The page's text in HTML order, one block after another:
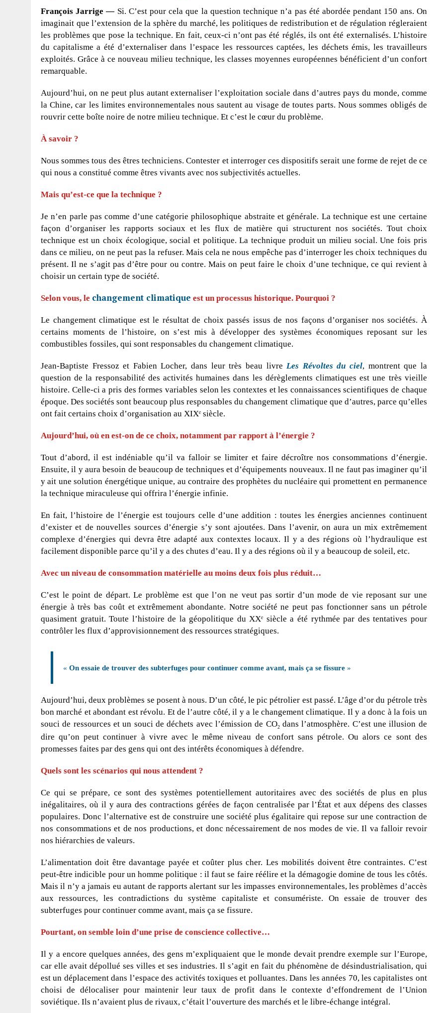
François Jarrige —Si. C’est pour cela que la question technique n’a pas été abordée pendant 150 ans. On
imaginait que l’extension de la sphère du marché, les politiques de redistribution et de régulation régleraient
les problèmes que pose la technique. En fait, ceux-ci n’ont pas été réglés, ils ont été externalisés. L’histoire
du capitalisme a été d’externaliser dans l’espace les ressources captées, les déchets émis, les travailleurs
exploités. Grâce à ce nouveau milieu technique, les classes moyennes européennes bénéficient d’un confort
remarquable.
Aujourd’hui, on ne peut plus autant externaliser l’exploitation sociale dans d’autres pays du monde, comme
la Chine, car les limites environnementales nous sautent au visage de toutes parts. Nous sommes obligés de
rouvrir cette boîte noire de notre milieu technique. Et c’est le cœur du problème.
À savoir ?
Nous sommes tous des êtres techniciens. Contester et interroger ces dispositifs serait une forme de rejet de ce
qui nous a constitué comme êtres vivants avec nos subjectivités actuelles.
Mais qu’est-ce que la technique ?
Je n’en parle pas comme d’une catégorie philosophique abstraite et générale. La technique est une certaine
façon d’organiser les rapports sociaux et les flux de matière qui structurent nos sociétés. Tout choix
technique est un choix écologique, social et politique. La technique produit un milieu social. Une fois pris
dans ce milieu, on ne peut pas la refuser. Mais cela ne nous empêche pas d’interroger les choix techniques du
présent. Il ne s’agit pas d’être pour ou contre. Mais on peut faire le choix d’une technique, ce qui revient à
choisir un certain type de société.
Selon vous, le changement climatique est un processus historique. Pourquoi ?
Le changement climatique est le résultat de choix passés issus de nos façons d’organiser nos sociétés. À
certains moments de l’histoire, on s’est mis à développer des systèmes économiques reposant sur les
combustibles fossiles, qui sont responsables du changement climatique.
Jean-Baptiste Fressoz et Fabien Locher, dans leur très beau livreLes Révoltes du ciel, montrent que la
question de la responsabilité des activités humaines dans les dérèglements climatiques est une très vieille
histoire. Celle-ci a pris des formes variables selon les contextes et les connaissances scientifiques de chaque
époque. Des sociétés sont beaucoup plus responsables du changement climatique que d’autres, parce qu’elles
ont fait certains choix d’organisation au XIXᵉ siècle.
Aujourd’hui, où en est-on de ce choix, notamment par rapport à l’énergie ?
Tout d’abord, il est indéniable qu’il va falloir se limiter et faire décroître nos consommations d’énergie.
Ensuite, il y aura besoin de beaucoup de techniques et d’équipements nouveaux. Il ne faut pas imaginer qu’il
y ait une solution énergétique unique, au contraire des prophètes du nucléaire qui promettent en permanence
la technique miraculeuse qui offrira l’énergie infinie.
En fait, l’histoire de l’énergie est toujours celle d’une addition : toutes les énergies anciennes continuent
d’exister et de nouvelles sources d’énergie s’y sont ajoutées. Dans l’avenir, on aura un mix extrêmement
complexe d’énergies qui devra être adapté aux contextes locaux. Il y a des régions où l’hydraulique est
facilement disponible parce qu’il y a des chutes d’eau. Il y a des régions où il y a beaucoup de soleil, etc.
Avec un niveau de consommation matérielle au moins deux fois plus réduit…
C’est le point de départ. Le problème est que l’on ne veut pas sortir d’un mode de vie reposant sur une
énergie à très bas coût et extrêmement abondante. Notre société ne peut pas fonctionner sans un pétrole
quasiment gratuit. Toute l’histoire de la géopolitique du XXᵉ siècle a été rythmée par des tentatives pour
contrôler les flux d’approvisionnement des ressources stratégiques.
« On essaie de trouver des subterfuges pour continuer comme avant, mais ça se fissure »
Aujourd’hui, deux problèmes se posent à nous. D’un côté, le pic pétrolier est passé. L’âge d’or du pétrole très
bon marché et abondant est révolu. Et de l’autre côté, il y a le changement climatique. Il y a donc à la fois un
souci de ressources et un souci de déchets avec l’émission de CO2dans l’atmosphère. C’est une illusion de
dire qu’on peut continuer à vivre avec le même niveau de confort sans pétrole. Ou alors ce sont des
promesses faites par des gens qui ont des intérêts économiques à défendre.
Quels sont les scénarios qui nous attendent ?
Ce qui se prépare, ce sont des systèmes potentiellement autoritaires avec des sociétés de plus en plus
inégalitaires, où il y aura des contractions gérées de façon centralisée par l’État et aux dépens des classes
populaires. Donc l’alternative est de construire une société plus égalitaire qui repose sur une contraction de
nos consommations et de nos productions, et donc nécessairement de nos modes de vie. Il va falloir revoir
nos hiérarchies de valeurs.
L’alimentation doit être davantage payée et coûter plus cher. Les mobilités doivent être contraintes. C’est
peut-être indicible pour un homme politique : il faut se faire réélire et la démagogie domine de tous les côtés.
Mais il n’y a jamais eu autant de rapports alertant sur les impasses environnementales, les problèmes d’accès
aux ressources, les contradictions du système capitaliste et consumériste. On essaie de trouver des
subterfuges pour continuer comme avant, mais ça se fissure.
Pourtant, on semble loin d’une prise de conscience collective…
Il y a encore quelques années, des gens m’expliquaient que le monde devait prendre exemple sur l’Europe,
car elle avait dépollué ses villes et ses industries. Il s’agit en fait du phénomène de désindustrialisation, qui
est un déplacement dans l’espace des activités toxiques et polluantes. Dans les années 70, les capitalistes ont
choisi de délocaliser pour maintenir leur taux de profit dans le contexte d’effondrement de l’Union
soviétique. Ils n’avaient plus de rivaux, c’était l’ouverture des marchés et le libre-échange intégral.